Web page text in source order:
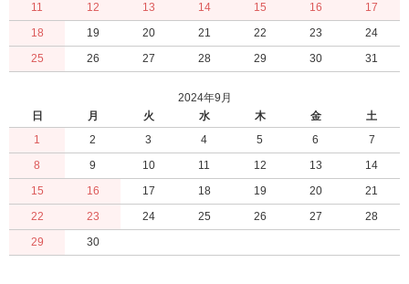
11
12 13 14 15 16
17
18
19 20 21 22 23
24
25
26 27 28 29 30 31
2024年9月
日
月 火 水 木 金
土
1
2 3 4 5 6
7
8
9 10 11 12 13
14
15
16 17 18 19 20
21
22
23 24 25 26 27
28
29
30